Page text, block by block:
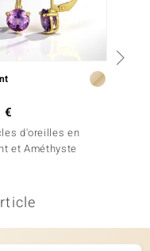
€
d'oreilles en
et Améthyste